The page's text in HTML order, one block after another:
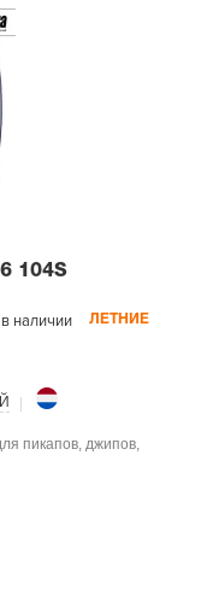
104S
в наличии ЛЕТНИЕ
пикапов, джипов,